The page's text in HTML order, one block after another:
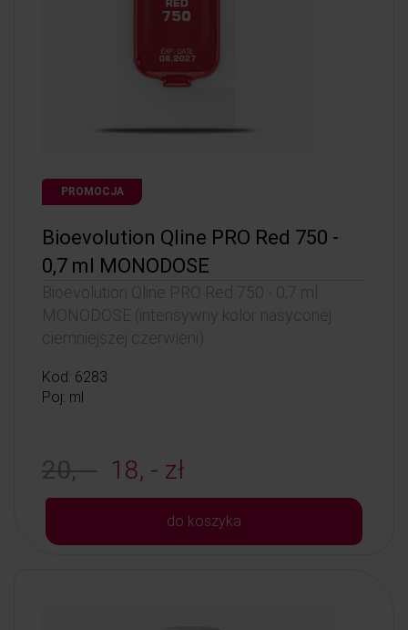
PROMOCJA
Bioevolution Qline PRO Red 750 -
0,7 ml MONODOSE
Bioevolution Qline PRO Red 750 - 0,7 ml
MONODOSE (intensywny kolor nasyconej
ciemniejszej czerwieni)
Kod: 6283
Poj: ml
20, - 18, - zł
do koszyka